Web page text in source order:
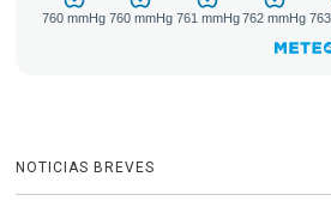
NOTICIAS BREVES